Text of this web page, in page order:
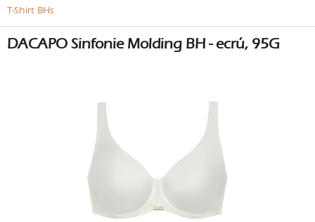
T-Shirt BHs
DACAPO Sinfonie Molding BH - ecrú, 95G